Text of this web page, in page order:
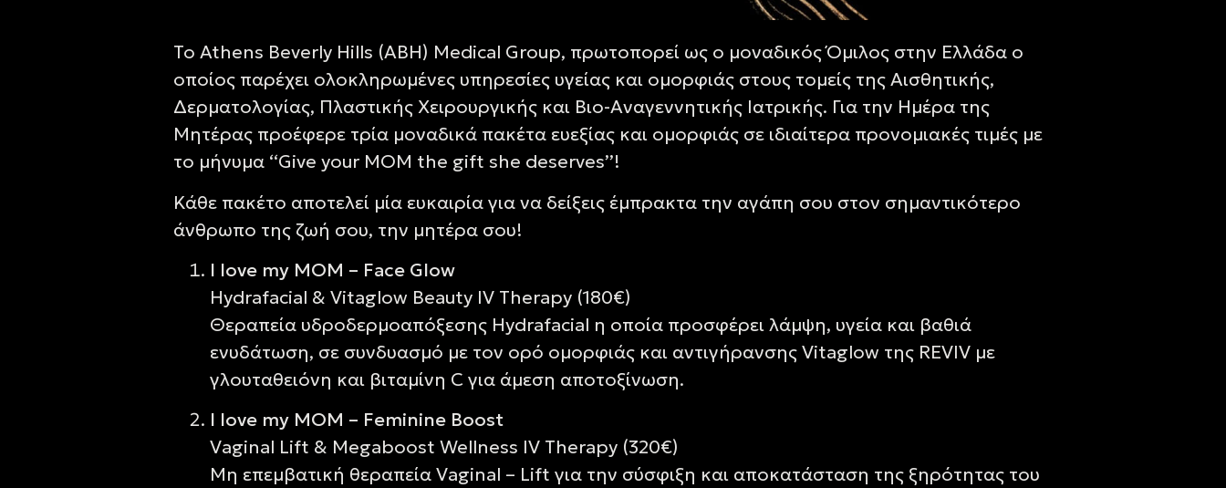
Το Athens Beverly Hills (ABH) Medical Group, πρωτοπορεί ως ο μοναδικός Όμιλος στην Ελλάδα ο
οποίος παρέχει ολοκληρωμένες υπηρεσίες υγείας και ομορφιάς στους τομείς της Αισθητικής,
Δερματολογίας, Πλαστικής Χειρουργικής και Βιο-Αναγεννητικής Ιατρικής. Για την Ημέρα της
Μητέρας προέφερε τρία μοναδικά πακέτα ευεξίας και ομορφιάς σε ιδιαίτερα προνομιακές τιμές με
το μήνυμα ‘‘Give your MOM the gift she deserves’’!
Κάθε πακέτο αποτελεί μία ευκαιρία για να δείξεις έμπρακτα την αγάπη σου στον σημαντικότερο
άνθρωπο της ζωή σου, την μητέρα σου!
I love my MOM – Face Glow
Hydrafacial & Vitaglow Beauty IV Therapy (180€)
Θεραπεία υδροδερμοαπόξεσης Hydrafacial η οποία προσφέρει λάμψη, υγεία και βαθιά
ενυδάτωση, σε συνδυασμό με τον ορό ομορφιάς και αντιγήρανσης Vitaglow της REVIV με
γλουταθειόνη και βιταμίνη C για άμεση αποτοξίνωση.
I love my MOM – Feminine Boost
Vaginal Lift & Megaboost Wellness IV Therapy (320€)
Μη επεμβατική θεραπεία Vaginal – Lift για την σύσφιξη και αποκατάσταση της ξηρότητας του